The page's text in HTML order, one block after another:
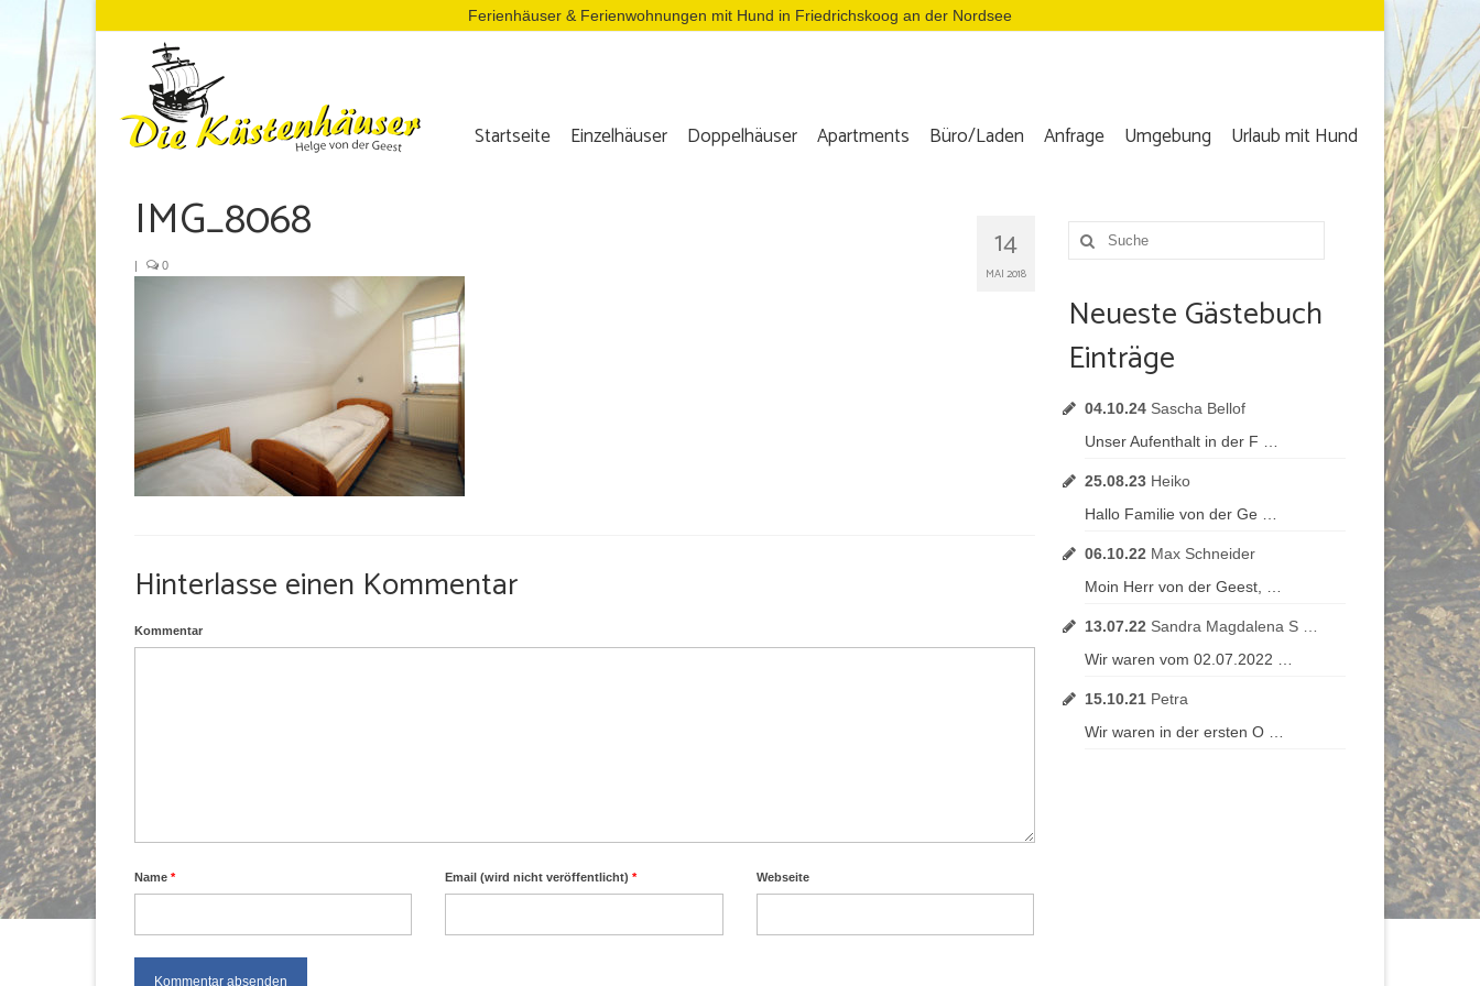
Ferienhäuser & Ferienwohnungen mit Hund in Friedrichskoog an der Nordsee
Startseite Einzelhäuser Doppelhäuser Apartments Büro/Laden Anfrage Umgebung Urlaub mit Hund
14
MAI 2018
IMG_8068
| 0
Hinterlasse einen Kommentar
Kommentar
Name * Email (wird nicht veröffentlicht)* Webseite
Suche
nach:
Neueste Gästebuch
Einträge
04.10.24 Sascha Bellof
Unser Aufenthalt in der F …
25.08.23 Heiko
Hallo Familie von der Ge …
06.10.22 Max Schneider
Moin Herr von der Geest, …
13.07.22 Sandra Magdalena S …
Wir waren vom 02.07.2022 …
15.10.21 Petra
Wir waren in der ersten O …